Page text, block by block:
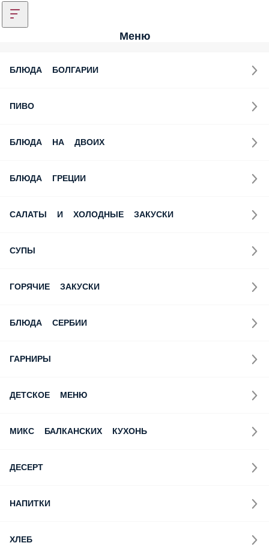
Меню
БЛЮДА БОЛГАРИИ
ПИВО
БЛЮДА НА ДВОИХ
БЛЮДА ГРЕЦИИ
САЛАТЫ И ХОЛОДНЫЕ ЗАКУСКИ
СУПЫ
ГОРЯЧИЕ ЗАКУСКИ
БЛЮДА СЕРБИИ
ГАРНИРЫ
ДЕТСКОЕ МЕНЮ
МИКС БАЛКАНСКИХ КУХОНЬ
ДЕСЕРТ
НАПИТКИ
ХЛЕБ